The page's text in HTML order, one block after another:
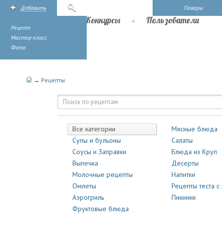
Повары
Добавить
Рецепт
Мастер-класс
Фото
Конкурсы Пользователи
→ Рецепты
Рецепты | Повары.ру
Все категории
Мясные блюда
Супы и бульоны
Салаты
Соусы и Заправки
Блюда из Круп
Выпечка
Десерты
Молочные рецепты
Напитки
Омлеты
Рецепты теста с
Аэрогриль
Пикники
Фруктовые блюда